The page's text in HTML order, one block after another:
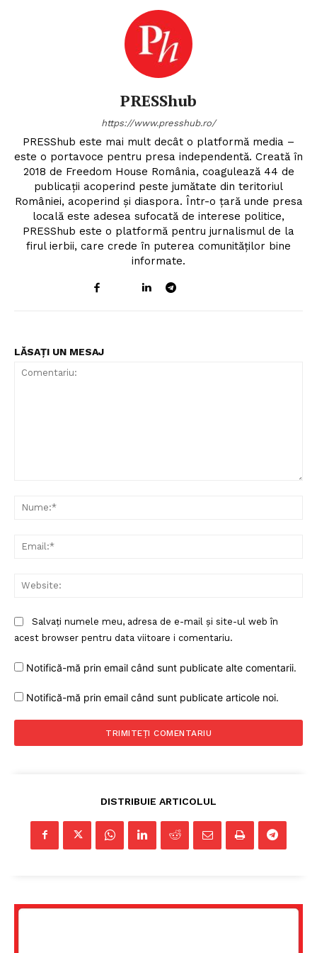
PRESShub
https://www.presshub.ro/
PRESShub este mai mult decât o platformă media –
este o portavoce pentru presa independentă. Creată în
2018 de Freedom House România, coagulează 44 de
publicații acoperind peste jumătate din teritoriul
României, acoperind și diaspora. Într-o țară unde presa
locală este adesea sufocată de interese politice,
PRESShub este o platformă pentru jurnalismul de la
firul ierbii, care crede în puterea comunităților bine
informate.
LĂSAȚI UN MESAJ
Salvați numele meu, adresa de e-mail și site-ul web în
acest browser pentru data viitoare i comentariu.
Notifică-mă prin email când sunt publicate alte comentarii.
Notifică-mă prin email când sunt publicate articole noi.
DISTRIBUIE ARTICOLUL